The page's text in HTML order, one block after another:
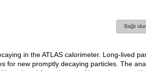
Bağlı
in the ATLAS calorimeter. Long-lived
for new promptly decaying particles. The